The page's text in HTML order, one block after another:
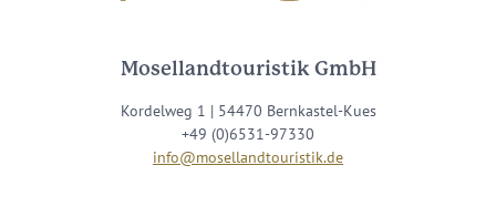
Mosellandtouristik GmbH
Kordelweg 1 | 54470 Bernkastel-Kues
+49 (0)6531-97330
info@mosellandtouristik.de